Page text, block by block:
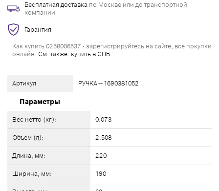
Артикул РУЧКА — 1690381052
Параметры
Вес нетто (кг): 0.073
Объём (л): 2.508
Длина, мм: 220
Ширина, мм: 190
Бесплатная доставка по Москве или до транспортной
компании
Гарантия
Как купить 0258006537 - зарегистрируйтесь на сайте, все покупки
онлайн. См. также: купить в СПБ.